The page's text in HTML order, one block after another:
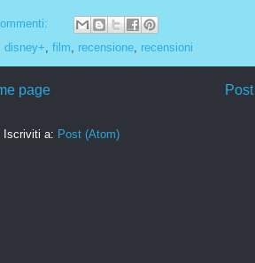
disney+ film recensione recensioni
page
Iscriviti a: Post (Atom)